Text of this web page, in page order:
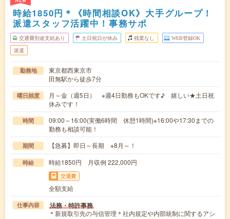
時給1850円＊《時間相談OK》大手グループ！
派遣スタッフ活躍中！事務サポ
交通費別途支給あり 土日祝日が休み 残業なし WEB登録OK
派遣
勤務地
東京都西東京市
田無駅から徒歩7分
曜日頻度
月～金（週5日） ※週4日勤務もOKです♪ 嬉しい★土日祝
休みです！
時間
09:00～16:00(実働6時間 休憩1時間)※16:00や17:30までの
勤務も相談可能！
期間 【急募】即日～長期 ※8月～！
時給 時給1850円 月収例 222,000円
交通費
全額支給
仕事内容 法務・特許事務
＊新規取引先の与信管理＊社内規定や内部統制に関するアシ